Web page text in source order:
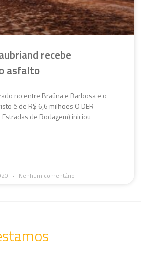
recebe
asfalto
no entre Braúna e Barbosa e o
é de R$ 6,6 milhões O DER
de Rodagem) iniciou
Nenhum comentário